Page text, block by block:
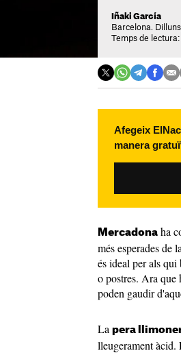
Iñaki García
Barcelona.
Temps de
Afegeix
manera
Mercadona ha
més esperades de
és ideal per als qui
o postres. Ara que
poden gaudir
La pera
lleugerament àcid.